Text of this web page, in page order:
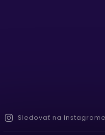
Sledovať na Instagrame